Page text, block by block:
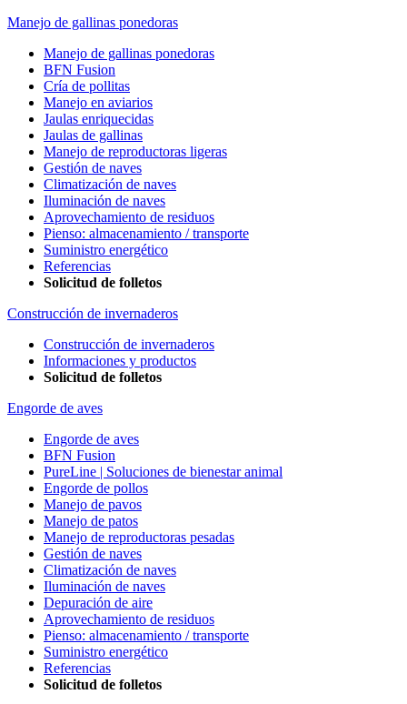
Manejo de gallinas ponedoras
Manejo de gallinas ponedoras
BFN Fusion
Cría de pollitas
Manejo en aviarios
Jaulas enriquecidas
Jaulas de gallinas
Manejo de reproductoras ligeras
Gestión de naves
Climatización de naves
Iluminación de naves
Aprovechamiento de residuos
Pienso: almacenamiento / transporte
Suministro energético
Referencias
Solicitud de folletos
Construcción de invernaderos
Construcción de invernaderos
Informaciones y productos
Solicitud de folletos
Engorde de aves
Engorde de aves
BFN Fusion
PureLine | Soluciones de bienestar animal
Engorde de pollos
Manejo de pavos
Manejo de patos
Manejo de reproductoras pesadas
Gestión de naves
Climatización de naves
Iluminación de naves
Depuración de aire
Aprovechamiento de residuos
Pienso: almacenamiento / transporte
Suministro energético
Referencias
Solicitud de folletos